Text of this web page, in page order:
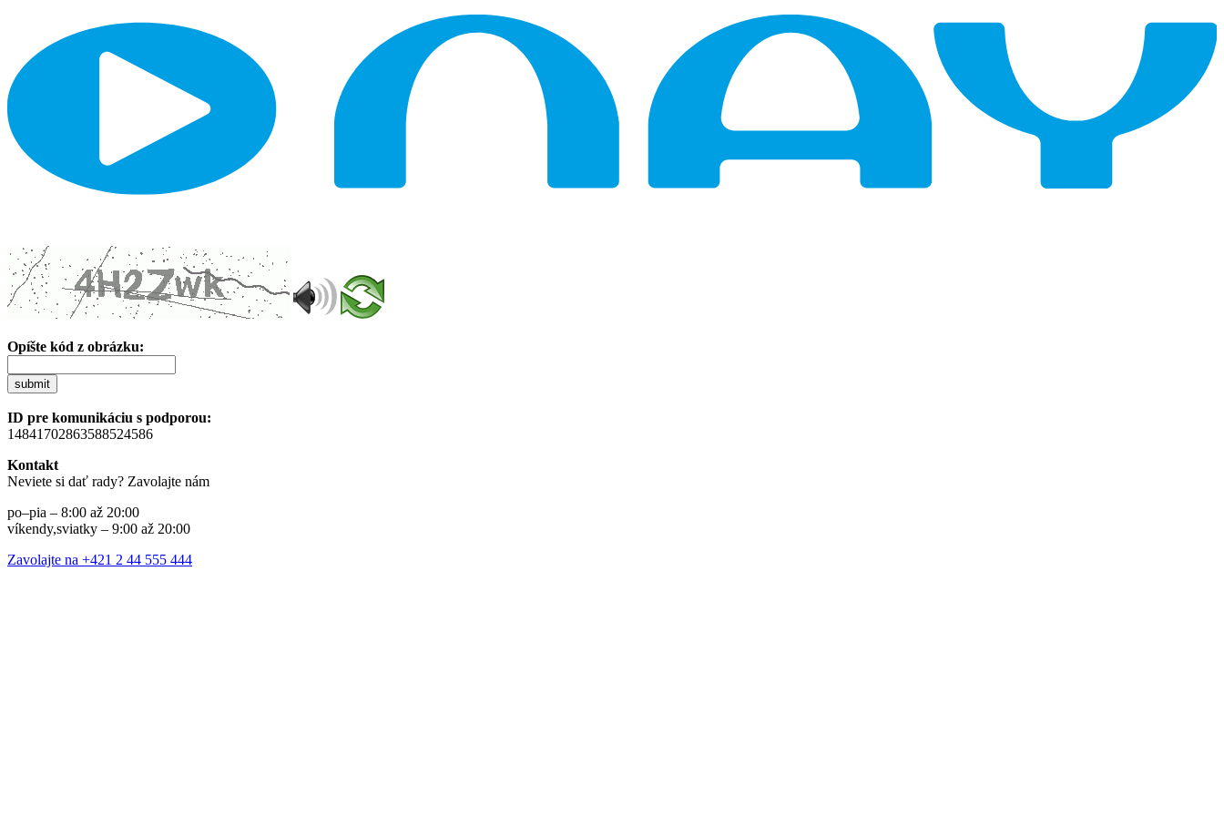
Opíšte kód z obrázku:
submit
ID pre komunikáciu s podporou:
14841702863588524586
Kontakt
Neviete si dať rady? Zavolajte nám
po–pia – 8:00 až 20:00
víkendy,sviatky – 9:00 až 20:00
Zavolajte na +421 2 44 555 444